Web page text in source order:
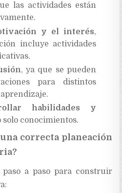
las actividades están
y el interés,
incluye actividades
, ya que se pueden
para distintos
habilidades y
solo conocimientos.
correcta planeación
a paso para construir